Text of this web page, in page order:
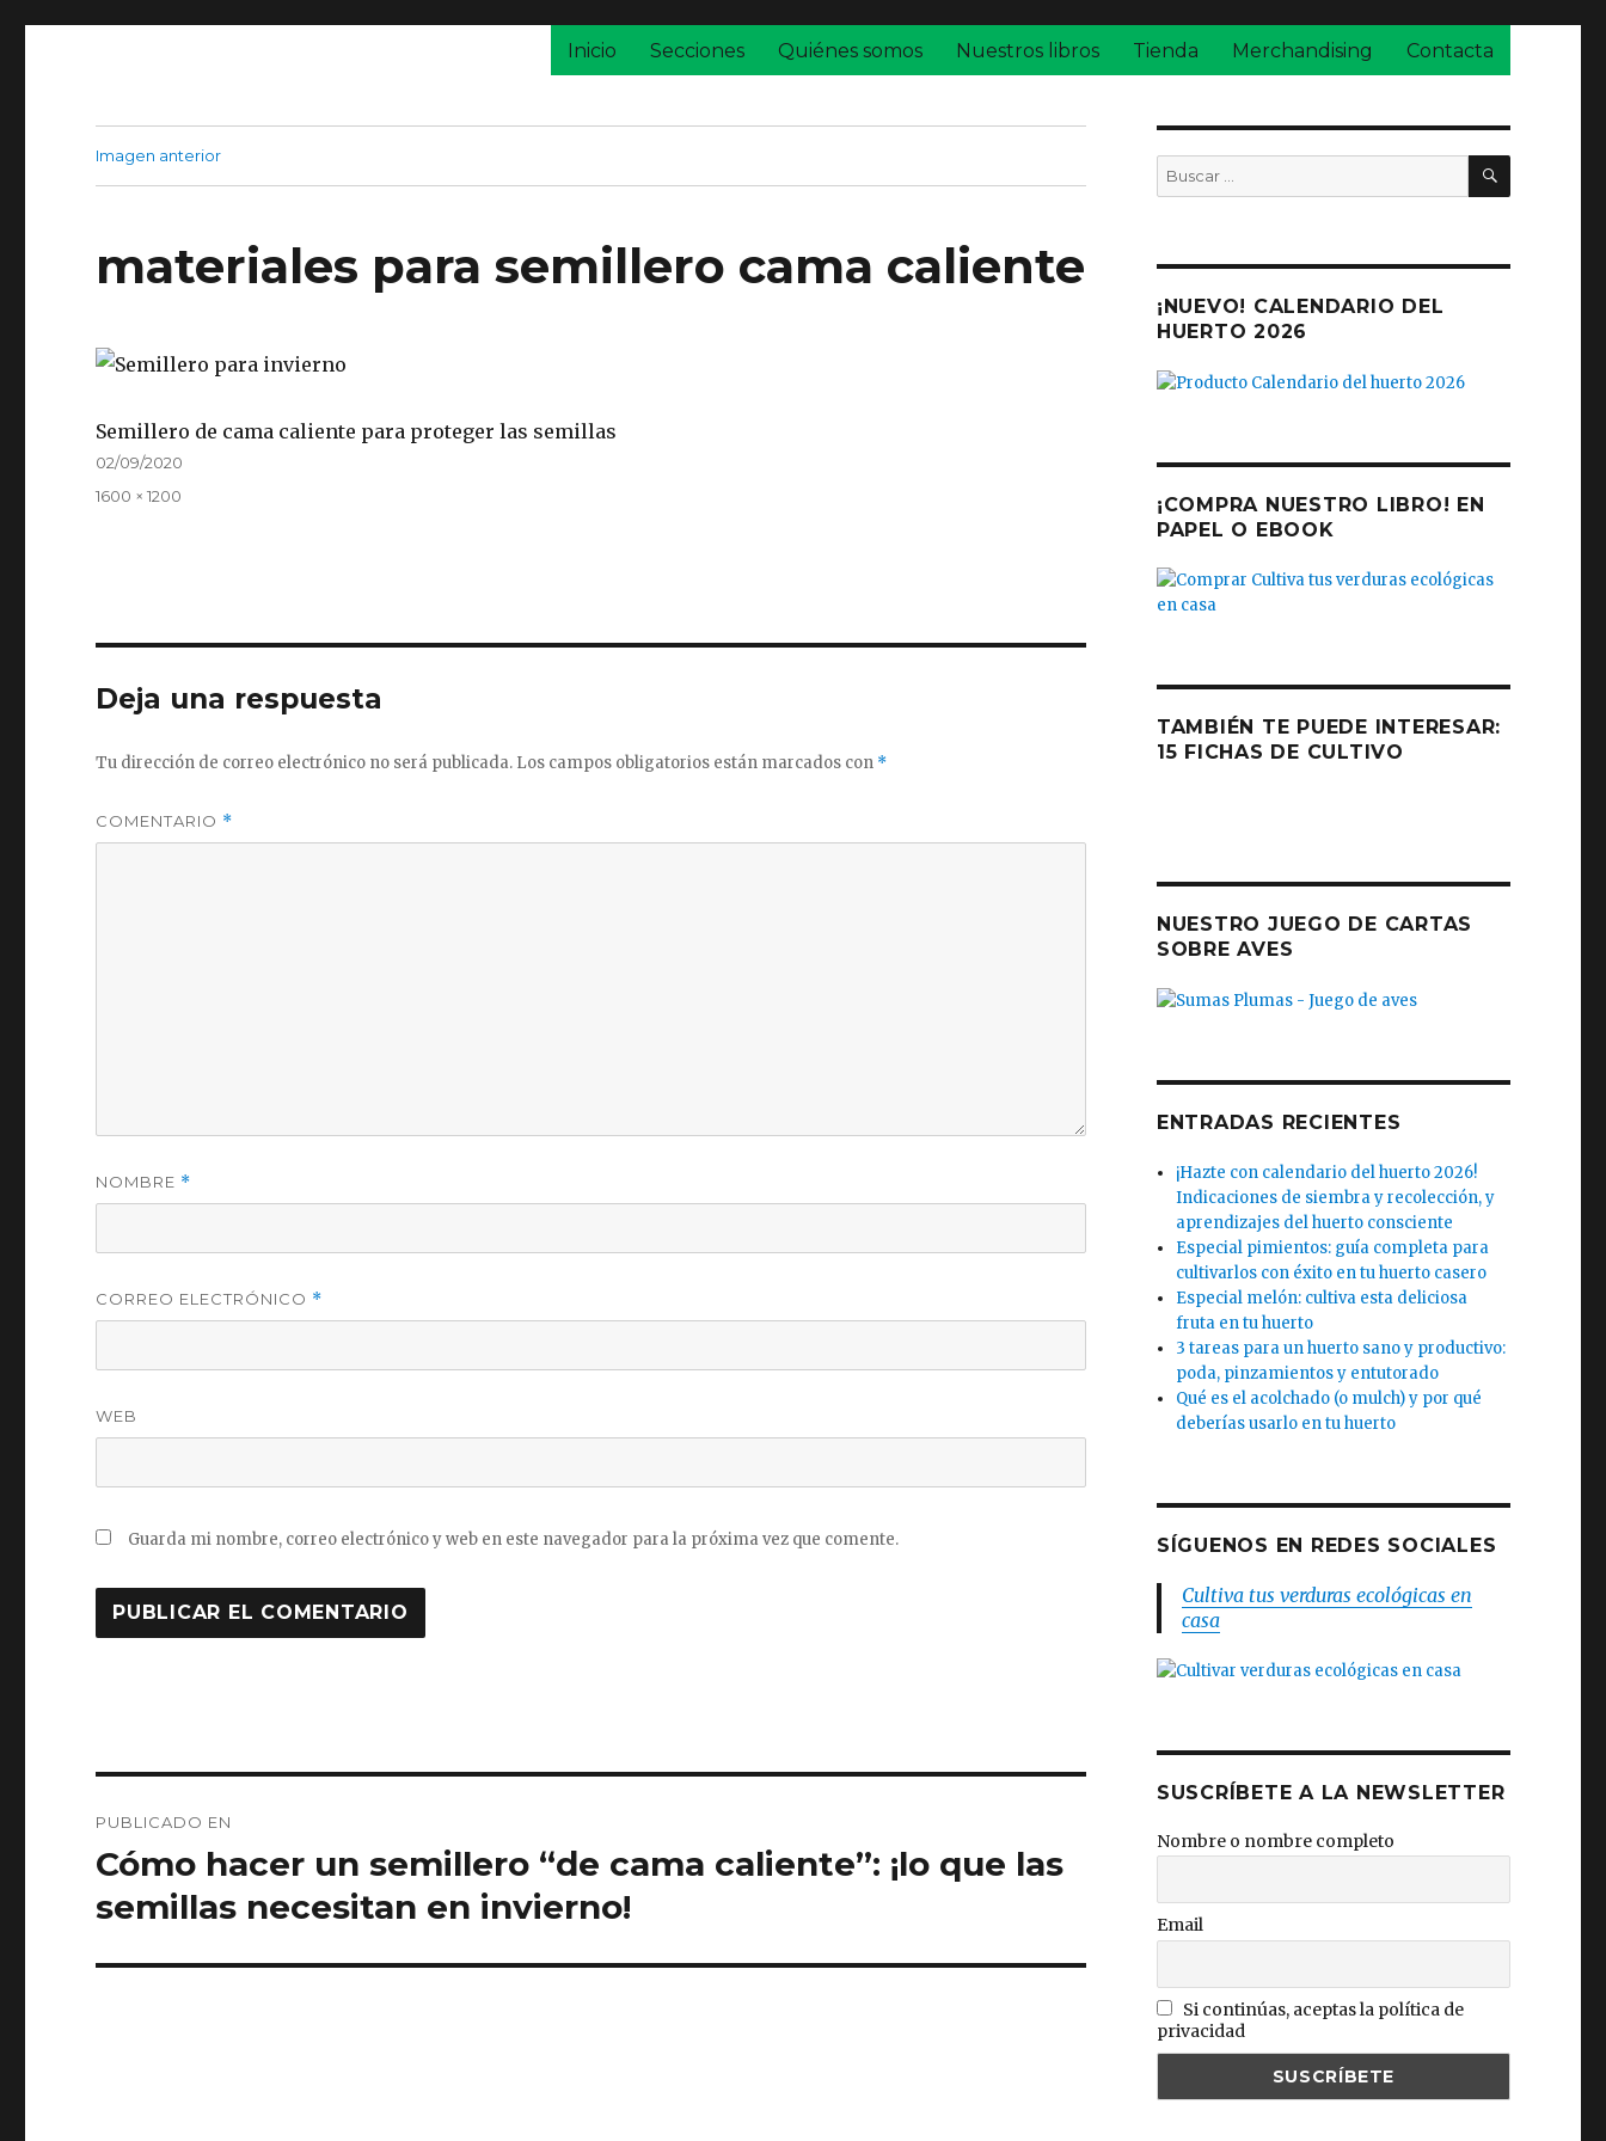
Inicio Secciones Quiénes somos Nuestros libros Tienda Merchandising Contacta
Imagen anterior
materiales para semillero cama caliente
Semillero de cama caliente para proteger las semillas
Publicado
02/09/2020
Tamaño
1600 × 1200
Deja una respuesta
Tu dirección de correo electrónico no será publicada. Los campos obligatorios están marcados con *
COMENTARIO *
NOMBRE *
CORREO ELECTRÓNICO *
WEB
Guarda mi nombre, correo electrónico y web en este navegador para la próxima vez que comente.
de
entradas
PUBLICADO EN
Cómo hacer un semillero “de cama caliente”: ¡lo que las
semillas necesitan en invierno!
Buscar
por:
BUSCAR
¡NUEVO! CALENDARIO DEL
HUERTO 2026
¡COMPRA NUESTRO LIBRO! EN
PAPEL O EBOOK
TAMBIÉN TE PUEDE INTERESAR:
15 FICHAS DE CULTIVO
NUESTRO JUEGO DE CARTAS
SOBRE AVES
ENTRADAS RECIENTES
¡Hazte con calendario del huerto 2026!
Indicaciones de siembra y recolección, y
aprendizajes del huerto consciente
Especial pimientos: guía completa para
cultivarlos con éxito en tu huerto casero
Especial melón: cultiva esta deliciosa
fruta en tu huerto
3 tareas para un huerto sano y productivo:
poda, pinzamientos y entutorado
Qué es el acolchado (o mulch) y por qué
deberías usarlo en tu huerto
SÍGUENOS EN REDES SOCIALES
Cultiva tus verduras ecológicas en
casa
SUSCRÍBETE A LA NEWSLETTER
Nombre o nombre completo
Email
Si continúas, aceptas la política de
privacidad